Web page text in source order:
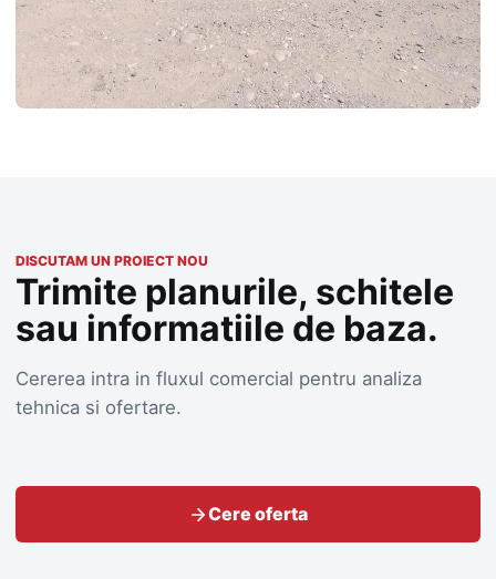
DISCUTAM UN PROIECT NOU
Trimite planurile, schitele
sau informatiile de baza.
Cererea intra in fluxul comercial pentru analiza
tehnica si ofertare.
Cere oferta